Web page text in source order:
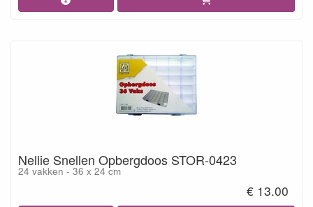
Nellie Snellen Opbergdoos STOR-0423
24 vakken - 36 x 24 cm
€ 13.00